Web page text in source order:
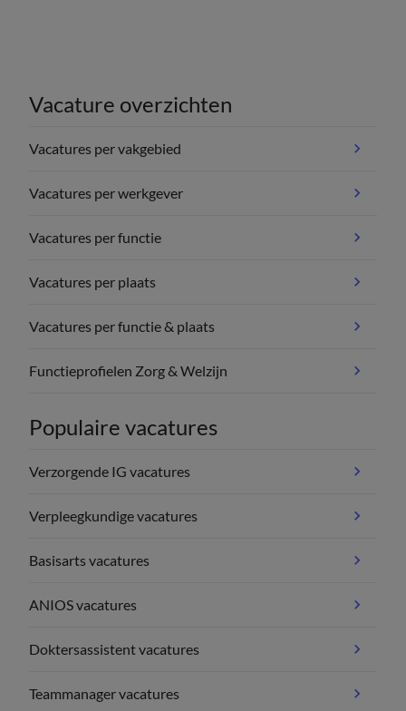
Vacature overzichten
Vacatures per vakgebied
Vacatures per werkgever
Vacatures per functie
Vacatures per plaats
Vacatures per functie & plaats
Functieprofielen Zorg & Welzijn
Populaire vacatures
Verzorgende IG vacatures
Verpleegkundige vacatures
Basisarts vacatures
ANIOS vacatures
Doktersassistent vacatures
Teammanager vacatures